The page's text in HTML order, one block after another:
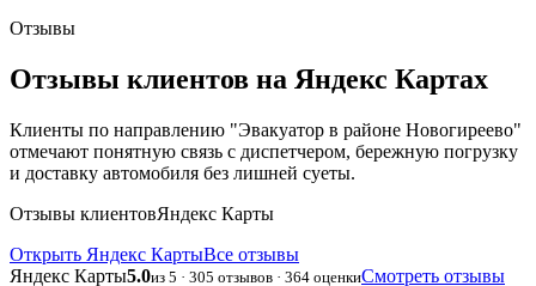
Отзывы
Отзывы клиентов на Яндекс Картах
Клиенты по направлению "Эвакуатор в районе Новогиреево"
отмечают понятную связь с диспетчером, бережную погрузку
и доставку автомобиля без лишней суеты.
Отзывы клиентовЯндекс Карты
Открыть Яндекс КартыВсе отзывы
Яндекс Карты5.0из 5 · 305 отзывов · 364 оценкиСмотреть отзывы